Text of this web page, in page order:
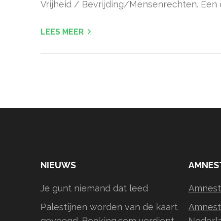
Vrijheid / Bevrijding/Mensenrechten. Een
LEES MEER
NIEUWS
Je gunt niemand dat leed
Palestijnen worden van de kaart